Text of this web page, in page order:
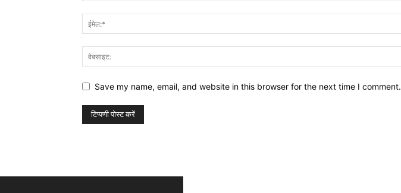
Save my name, email, and website in this browser for the next time I comment.